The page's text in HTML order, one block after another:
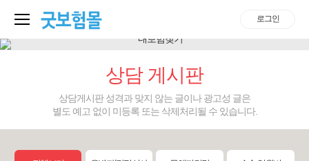
로그인
상담 게시판
상담게시판 성격과 맞지 않는 글이나 광고성 글은
별도 예고 없이 미등록 또는 삭제처리될 수 있습니다.